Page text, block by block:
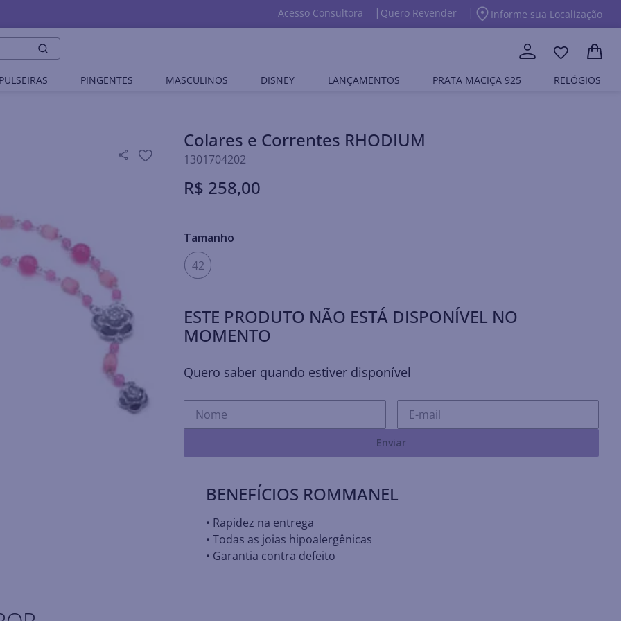
Acesso Consultora Quero Revender Informe sua Localização
PULSEIRAS PINGENTES MASCULINOS DISNEY LANÇAMENTOS PRATA MACIÇA 925 RELÓGIOS
Colares e Correntes RHODIUM
1301704202
R$ 258,00
Tamanho
42
ESTE PRODUTO NÃO ESTÁ DISPONÍVEL NO
MOMENTO
Quero saber quando estiver disponível
Enviar
BENEFÍCIOS ROMMANEL
• Rapidez na entrega
• Todas as joias hipoalergênicas
• Garantia contra defeito